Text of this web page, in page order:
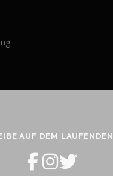
AUF DEM LAUFENDEN